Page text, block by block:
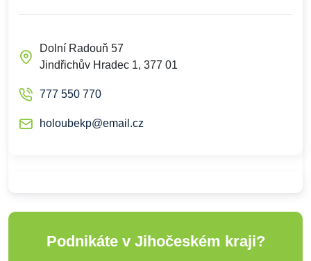
Dolní Radouň 57
Jindřichův Hradec 1, 377 01
777 550 770
holoubekp@email.cz
Podnikáte v Jihočeském kraji?